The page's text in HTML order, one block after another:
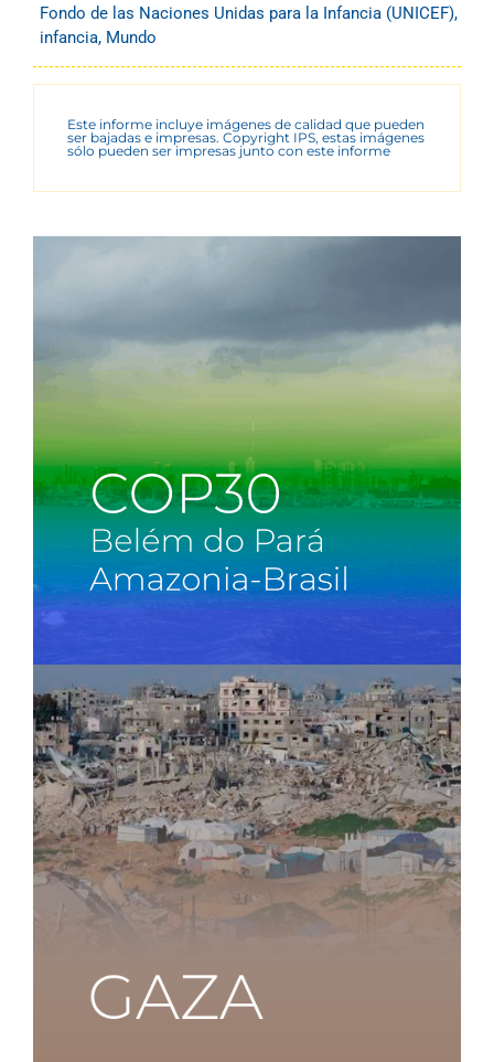
Fondo de las Naciones Unidas para la Infancia (UNICEF),
infancia, Mundo
Este informe incluye imágenes de calidad que pueden
ser bajadas e impresas. Copyright IPS, estas imágenes
sólo pueden ser impresas junto con este informe